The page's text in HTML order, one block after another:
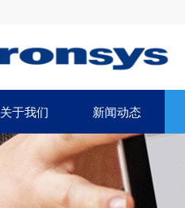
关于我们 新闻动态